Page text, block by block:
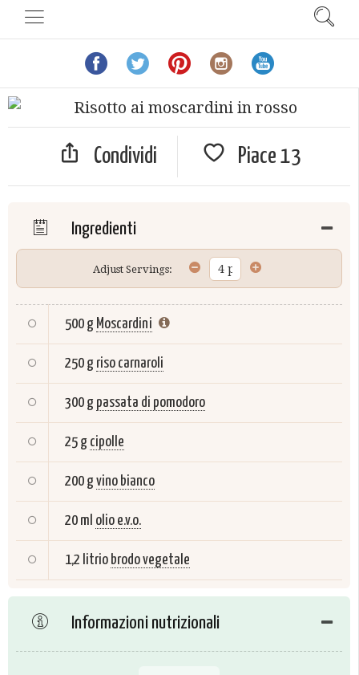
Condividi Piace 13
Ingredienti
Adjust Servings:
500 g Moscardini
250 g riso carnaroli
300 g passata di pomodoro
25 g cipolle
200 gvino bianco
20 ml olio e.v.o.
1,2 litrio brodo vegetale
Informazioni nutrizionali